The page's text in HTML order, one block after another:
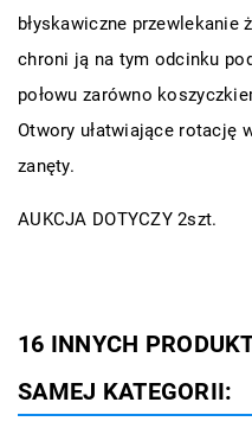
błyskawiczne przewlekanie
chroni ją na tym odcinku
połowu zarówno
Otwory ułatwiające rotację
zanęty.
AUKCJA DOTYCZY 2szt.
16 INNYCH
SAMEJ KATEGORII: